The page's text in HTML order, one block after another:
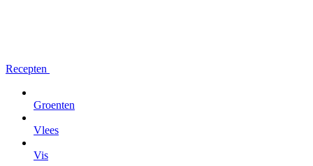
Recepten
Groenten
Vlees
Vis